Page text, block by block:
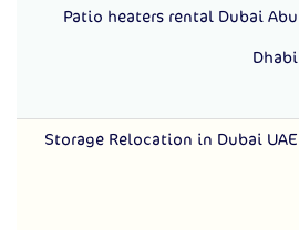
Patio heaters rental Dubai Abu
Dhabi
Storage Relocation in Dubai UAE